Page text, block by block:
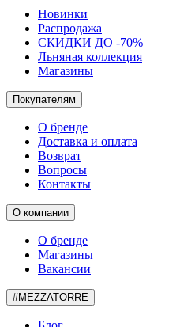
Новинки
Распродажа
СКИДКИ ДО -70%
Льняная коллекция
Магазины
Покупателям
О бренде
Доставка и оплата
Возврат
Вопросы
Контакты
О компании
О бренде
Магазины
Вакансии
#MEZZATORRE